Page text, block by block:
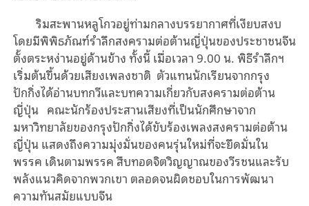
ริมสะพานหลูโกวอยู่ท่ามกลางบรรยากาศที่เงียบสงบ
โดยมีพิพิธภัณฑ์รำลึกสงครามต่อต้านญี่ปุ่นของประชาชนจีน
ตั้งตระหง่านอยู่ด้านข้าง ทั้งนี้ เมื่อเวลา 9.00 น. พิธีรำลึกฯ
เริ่มต้นขึ้นด้วยเสียงเพลงชาติ ตัวแทนนักเรียนจากกรุง
ปักกิ่งได้อ่านบทกวีและบทความเกี่ยวกับสงครามต่อต้าน
ญี่ปุ่น คณะนักร้องประสานเสียงที่เป็นนักศึกษาจาก
มหาวิทยาลัยของกรุงปักกิ่งได้ขับร้องเพลงสงครามต่อต้าน
ญี่ปุ่น แสดงถึงความมุ่งมั่นของคนรุ่นใหม่ที่จะยึดมั่นใน
พรรค เดินตามพรรค สืบทอดจิตวิญญาณของวีรชนและรับ
พลังแนวคิดจากพวกเขา ตลอดจนผิดชอบในการพัฒนา
ความทันสมัยแบบจีน